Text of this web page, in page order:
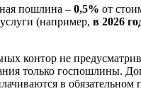
пошлина – 0,5% от
(например, в 2026
контор не
только госпошлины.
в обязательном